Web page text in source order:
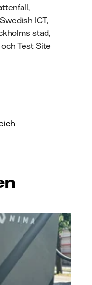
ICT,
stad,
Test Site